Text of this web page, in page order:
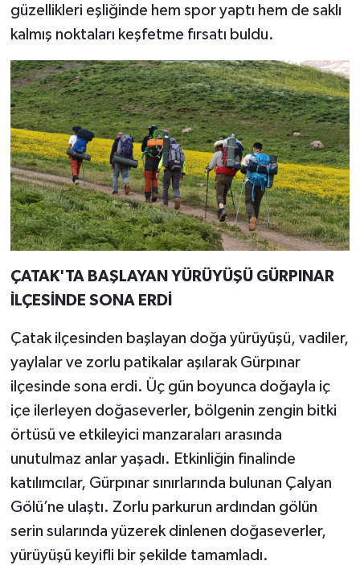
güzellikleri eşliğinde hem spor yaptı hem de saklı
kalmış noktaları keşfetme fırsatı buldu.
ÇATAK'TA BAŞLAYAN YÜRÜYÜŞÜ GÜRPINAR
İLÇESİNDE SONA ERDİ
Çatak ilçesinden başlayan doğa yürüyüşü, vadiler,
yaylalar ve zorlu patikalar aşılarak Gürpınar
ilçesinde sona erdi. Üç gün boyunca doğayla iç
içe ilerleyen doğaseverler, bölgenin zengin bitki
örtüsü ve etkileyici manzaraları arasında
unutulmaz anlar yaşadı. Etkinliğin finalinde
katılımcılar, Gürpınar sınırlarında bulunan Çalyan
Gölü’ne ulaştı. Zorlu parkurun ardından gölün
serin sularında yüzerek dinlenen doğaseverler,
yürüyüşü keyifli bir şekilde tamamladı.